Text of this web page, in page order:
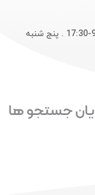
پاسخگوی شما هستیم : شنبه تا چهارشنبه 9:00-17:30 . پنج شنبه